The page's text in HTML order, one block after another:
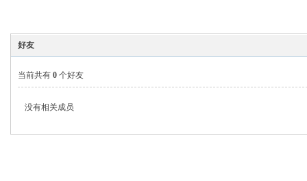
好友
当前共有 0 个好友
没有相关成员